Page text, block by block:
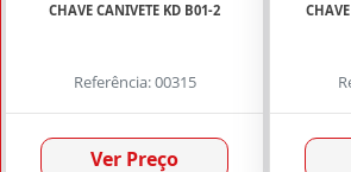
Cabos,
(11)
Botao e
CHAVE CANIVETE KD B01-2
Referência: 00315
Ver Preço